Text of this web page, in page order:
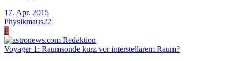
17. Apr. 2015
Physikmaus22
P
Voyager 1: Raumsonde kurz vor interstellarem Raum?